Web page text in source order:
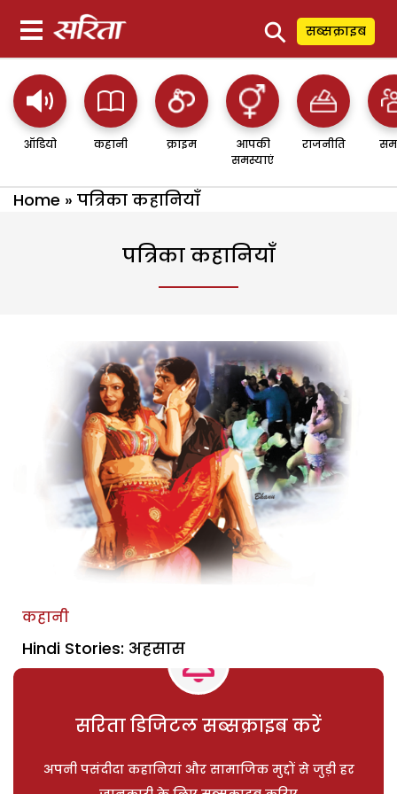
⚲ सब्सक्राइब
ऑडियो कहानी क्राइम
आपकी
समस्याएं
राजनीति
Home » पत्रिका कहानियाँ
पत्रिका कहानियाँ
कहानी
Hindi Stories: अहसास
सरिता डिजिटल सब्सक्राइब करें
अपनी पसंदीदा कहानियां और सामाजिक मुद्दों से जुड़ी हर